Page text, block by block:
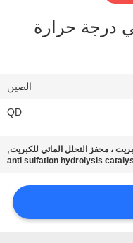
درجة حرارة
الصين
QD
، محفز التحلل المائي للكبريت,
anti sulfation hydrolysis